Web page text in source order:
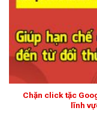
Chặn click tặc
lĩnh